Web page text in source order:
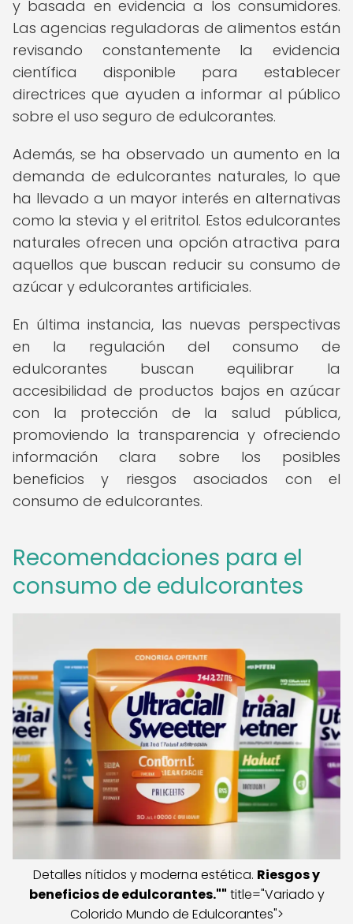
y basada en evidencia a los consumidores.
Las agencias reguladoras de alimentos están
revisando constantemente la evidencia
científica disponible para establecer
directrices que ayuden a informar al público
sobre el uso seguro de edulcorantes.
Además, se ha observado un aumento en la
demanda de edulcorantes naturales, lo que
ha llevado a un mayor interés en alternativas
como la stevia y el eritritol. Estos edulcorantes
naturales ofrecen una opción atractiva para
aquellos que buscan reducir su consumo de
azúcar y edulcorantes artificiales.
En última instancia, las nuevas perspectivas
en la regulación del consumo de
edulcorantes buscan equilibrar la
accesibilidad de productos bajos en azúcar
con la protección de la salud pública,
promoviendo la transparencia y ofreciendo
información clara sobre los posibles
beneficios y riesgos asociados con el
consumo de edulcorantes.
Recomendaciones para el
consumo de edulcorantes
Detalles nítidos y moderna estética. Riesgos y
beneficios de edulcorantes."" title="Variado y
Colorido Mundo de Edulcorantes">